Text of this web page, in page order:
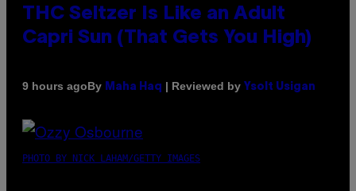
THC Seltzer Is Like an Adult
Capri Sun (That Gets You High)
9 hours agoBy Maha Haq | Reviewed by Ysolt Usigan
PHOTO BY NICK LAHAM/GETTY IMAGES